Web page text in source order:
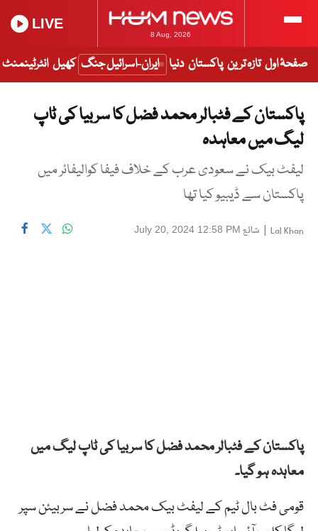
8 Aug, 2026
LIVE
صفحۂ اول تازہ ترین پاکستان دنیا ایران-اسرائیل جنگ کھیل انٹرٹینمنٹ
پاکستان کے فٹبالر محمد فضل کا سربیا کی ٹاپ
لیگ میں معاہدہ
لیفٹ بیک نے سعودی عرب کے خلاف فیفا کوالیفائر میں
پاکستان سے ڈیبیو کیا تھا
Lal Khan
| شائع July 20, 2024 12:58 PM
پاکستان کے فٹبالر محمد فضل کا سربیا کی ٹاپ لیگ میں
معاہدہ ہو گیا۔
قومی فٹ بال ٹیم کے لیفٹ بیک محمد فضل نے سربیئن سپر